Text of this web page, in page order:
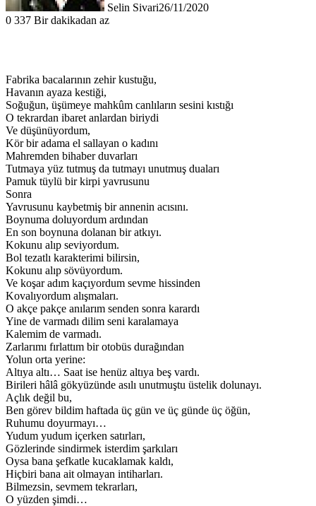
Selin Sivari26/11/2020
0 337 Bir dakikadan az
Fabrika bacalarının zehir kustuğu,
Havanın ayaza kestiği,
Soğuğun, üşümeye mahkûm canlıların sesini kıstığı
O tekrardan ibaret anlardan biriydi
Ve düşünüyordum,
Kör bir adama el sallayan o kadını
Mahremden bihaber duvarları
Tutmaya yüz tutmuş da tutmayı unutmuş duaları
Pamuk tüylü bir kirpi yavrusunu
Sonra
Yavrusunu kaybetmiş bir annenin acısını.
Boynuma doluyordum ardından
En son boynuna dolanan bir atkıyı.
Kokunu alıp seviyordum.
Bol tezatlı karakterimi bilirsin,
Kokunu alıp sövüyordum.
Ve koşar adım kaçıyordum sevme hissinden
Kovalıyordum alışmaları.
O akçe pakçe anılarım senden sonra karardı
Yine de varmadı dilim seni karalamaya
Kalemim de varmadı.
Zarlarımı fırlattım bir otobüs durağından
Yolun orta yerine:
Altıya altı… Saat ise henüz altıya beş vardı.
Birileri hâlâ gökyüzünde asılı unutmuştu üstelik dolunayı.
Açlık değil bu,
Ben görev bildim haftada üç gün ve üç günde üç öğün,
Ruhumu doyurmayı…
Yudum yudum içerken satırları,
Gözlerinde sindirmek isterdim şarkıları
Oysa bana şefkatle kucaklamak kaldı,
Hiçbiri bana ait olmayan intiharları.
Bilmezsin, sevmem tekrarları,
O yüzden şimdi…